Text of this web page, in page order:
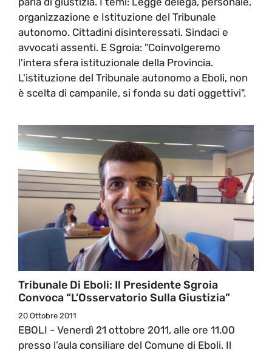
organizzazione e Istituzione del Tribunale
autonomo. Cittadini disinteressati. Sindaci e
avvocati assenti. E Sgroia: "Coinvolgeremo
l'intera sfera istituzionale della Provincia.
L'istituzione del Tribunale autonomo a Eboli, non
è scelta di campanile, si fonda su dati oggettivi".
Tribunale Di Eboli: Il Presidente Sgroia
Convoca “l’Osservatorio Sulla Giustizia”
20 Ottobre 2011
EBOLI - Venerdì 21 ottobre 2011, alle ore 11.00
presso l’aula consiliare del Comune di Eboli. Il